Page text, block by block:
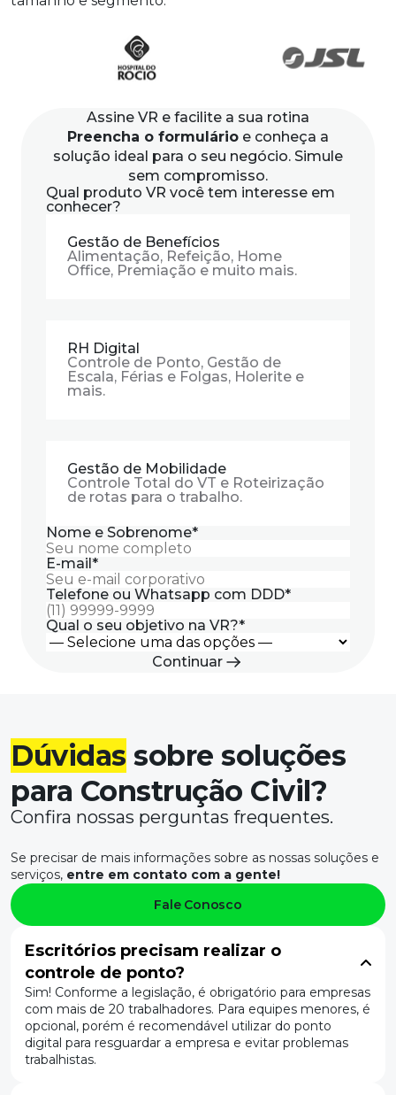
Assine VR e facilite a sua rotina
Preencha o formulário e conheça a
solução ideal para o seu negócio. Simule
sem compromisso.
Qual produto VR você tem interesse em
conhecer?
Gestão de Benefícios
Alimentação, Refeição, Home
Office, Premiação e muito mais.
RH Digital
Controle de Ponto, Gestão de
Escala, Férias e Folgas, Holerite e
mais.
Gestão de Mobilidade
Controle Total do VT e Roteirização
de rotas para o trabalho.
Nome e Sobrenome*
E-mail*
Telefone ou Whatsapp com DDD*
Qual o seu objetivo na VR?*
Continuar
Número de colaboradores*
Aceito receber comunicações da VR por
e-mail e WhatsApp. O cancelamento das
momento através do canal indicado no
próprio e-mail e/ou mensagem.
Falar com um Especialista
um de nossos especialistas entrará em contato.
Acesse abaixo para conhecer mais sobre os
produtos e soluções VR.
Conhecer mais sobre a VR
Não enviaremos Spam ;)
Dúvidas sobre soluções
para Construção Civil?
Confira nossas perguntas frequentes.
Se precisar de mais informações sobre as nossas soluções e
serviços, entre em contato com a gente!
Fale Conosco
Escritórios precisam realizar o
controle de ponto?
Sim! Conforme a legislação, é obrigatório para empresas
com mais de 20 trabalhadores. Para equipes menores, é
opcional, porém é recomendável utilizar do ponto
digital para resguardar a empresa e evitar problemas
trabalhistas.